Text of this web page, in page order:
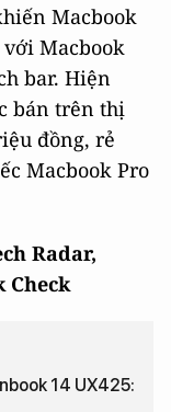
Macbook
Macbook
bar. Hiện
bán trên thị
đồng, rẻ
Macbook Pro
Radar,
Check
14 UX425: